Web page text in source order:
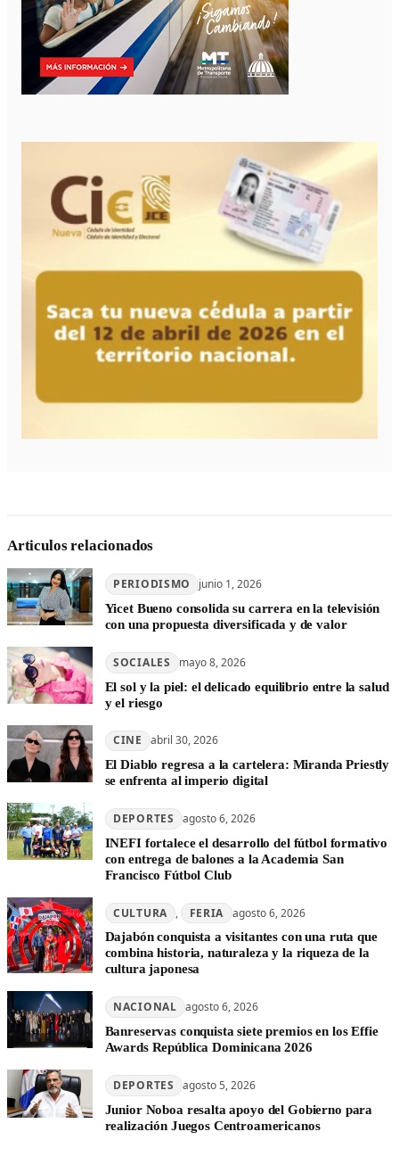
Articulos relacionados
PERIODISMO junio 1, 2026
Yicet Bueno consolida su carrera en la televisión
con una propuesta diversificada y de valor
SOCIALES mayo 8, 2026
El sol y la piel: el delicado equilibrio entre la salud
y el riesgo
CINE abril 30, 2026
El Diablo regresa a la cartelera: Miranda Priestly
se enfrenta al imperio digital
DEPORTES agosto 6, 2026
INEFI fortalece el desarrollo del fútbol formativo
con entrega de balones a la Academia San
Francisco Fútbol Club
CULTURA , FERIA agosto 6, 2026
Dajabón conquista a visitantes con una ruta que
combina historia, naturaleza y la riqueza de la
cultura japonesa
NACIONAL agosto 6, 2026
Banreservas conquista siete premios en los Effie
Awards República Dominicana 2026
DEPORTES agosto 5, 2026
Junior Noboa resalta apoyo del Gobierno para
realización Juegos Centroamericanos